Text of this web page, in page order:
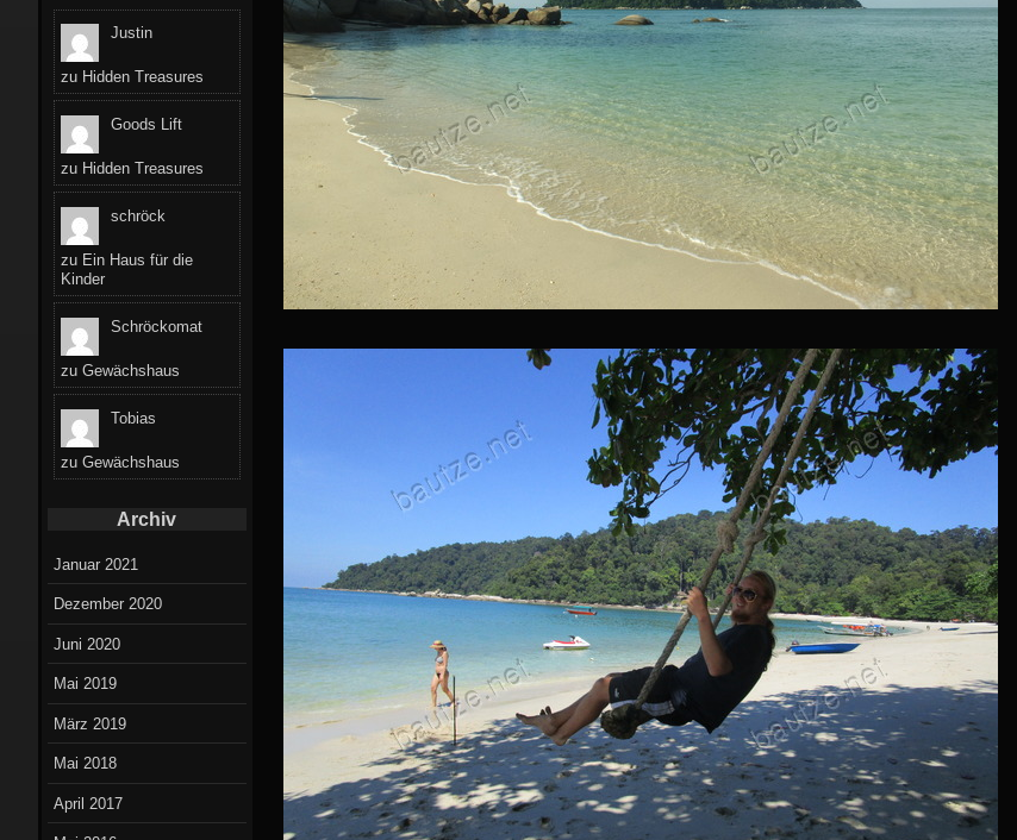
Justin
zu Hidden Treasures
Goods Lift
zu Hidden Treasures
schröck
zu Ein Haus für die
Kinder
Schröckomat
zu Gewächshaus
Tobias
zu Gewächshaus
Archiv
Januar 2021
Dezember 2020
Juni 2020
Mai 2019
März 2019
Mai 2018
April 2017